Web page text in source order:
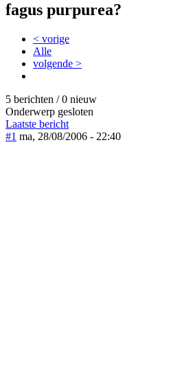
fagus purpurea?
< vorige
Alle
volgende >
5 berichten / 0 nieuw
Onderwerp gesloten
Laatste bericht
#1 ma, 28/08/2006 - 22:40